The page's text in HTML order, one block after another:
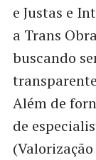
e Justas e
a Trans
buscando
Além de
de